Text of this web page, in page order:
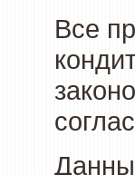
Все